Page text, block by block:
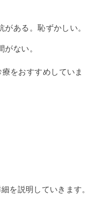
ある。恥ずかしい。
ない。
をおすすめしていま
を説明していきます。